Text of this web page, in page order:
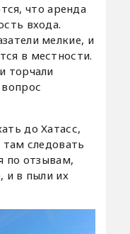
что аренда
входа.
мелкие, и
в местности.
торчали
до Хатасс,
следовать
по отзывам,
и в пыли их